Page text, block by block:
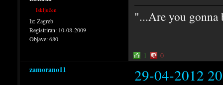
Isključen
Iz:Zagreb
Registriran: 10-08-2009
Objave:680
"...Are you gonna
1 0
zamorano11 29-04-2012